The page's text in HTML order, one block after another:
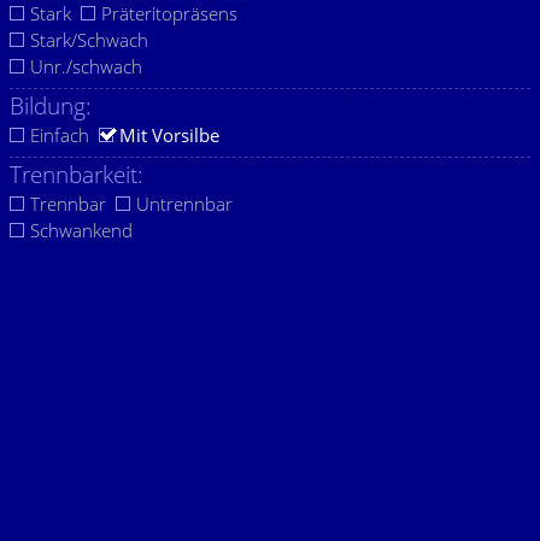
Stark
Präteritopräsens
Stark/Schwach
Unr./schwach
Bildung:
Einfach Mit Vorsilbe
Trennbarkeit:
Trennbar
Untrennbar
Schwankend